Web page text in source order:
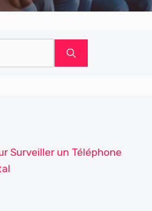
Surveiller un Téléphone